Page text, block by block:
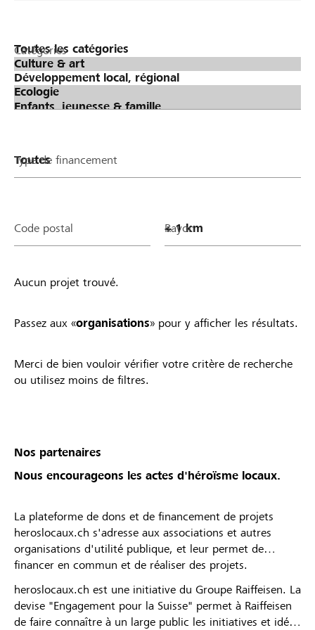
Catégories
Type de financement
Code postal Rayon
Aucun projet trouvé.
Passez aux «organisations» pour y afficher les résultats.
Merci de bien vouloir vérifier votre critère de recherche
ou utilisez moins de filtres.
Nos partenaires
Nous encourageons les actes d'héroïsme locaux.
La plateforme de dons et de financement de projets
heroslocaux.ch s'adresse aux associations et autres
organisations d'utilité publique, et leur permet de
financer en commun et de réaliser des projets.
heroslocaux.ch est une initiative du Groupe Raiffeisen. La
devise "Engagement pour la Suisse" permet à Raiffeisen
de faire connaître à un large public les initiatives et idées